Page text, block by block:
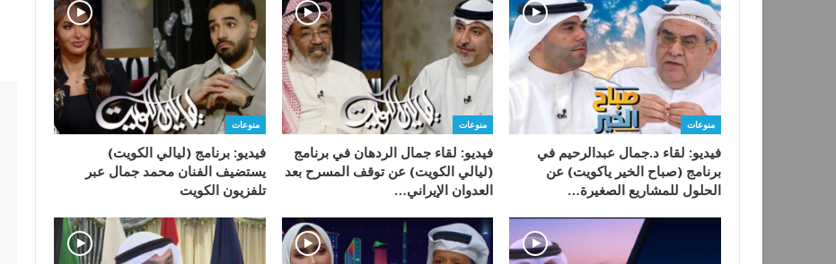
منوعات
فيديو: لقاء د.جمال عبدالرحيم في
برنامج (صباح الخير ياكويت) عن
الحلول للمشاريع الصغيرة…
منوعات
فيديو: لقاء جمال الردهان في برنامج
(ليالي الكويت) عن توقف المسرح بعد
العدوان الإيراني…
منوعات
فيديو: برنامج (ليالي الكويت)
يستضيف الفنان محمد جمال عبر
تلفزيون الكويت